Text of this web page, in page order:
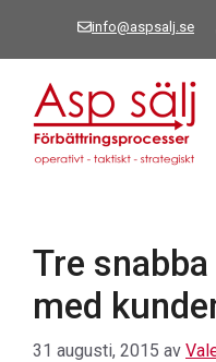
info@aspsalj.se
Tre
med
31 augusti, 2015 av